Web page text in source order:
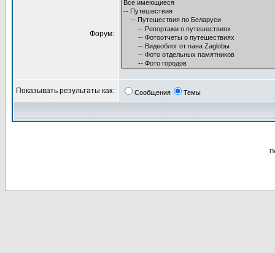
Форум:
Показывать результаты как: Сообщения Темы